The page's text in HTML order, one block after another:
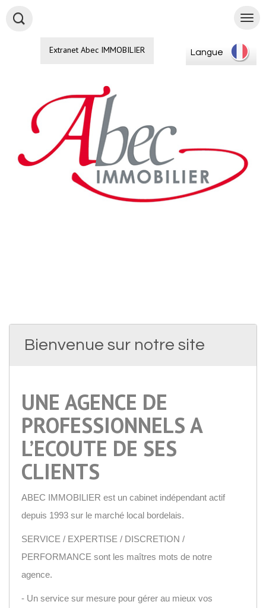
Extranet Abec IMMOBILIER Langue
Bienvenue sur notre site
UNE AGENCE DE
PROFESSIONNELS A
L’ECOUTE DE SES
CLIENTS
ABEC IMMOBILIER est un cabinet indépendant actif
depuis 1993 sur le marché local bordelais.
SERVICE / EXPERTISE / DISCRETION /
PERFORMANCE sont les maîtres mots de notre
agence.
- Un service sur mesure pour gérer au mieux vos